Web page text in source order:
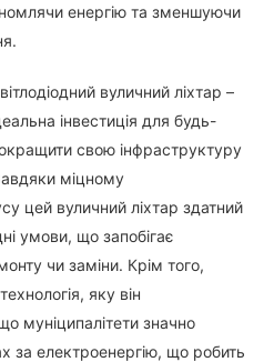
енергію та зменшуючи
вуличний ліхтар –
інвестиція для будь-
свою інфраструктуру
міцному
цей вуличний ліхтар здатний
умови, що запобігає
чи заміни. Крім того,
яку він
муніципалітети значно
за електроенергію, що робить